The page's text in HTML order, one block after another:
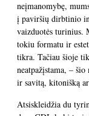
neįmanomybę,
į paviršių dirbtinio
vaizduotės turinius.
tokiu formatu ir
tikra. Tačiau šioje
neatpažįstama, –
ir savitą, kitonišką
Atsiskleidžia du